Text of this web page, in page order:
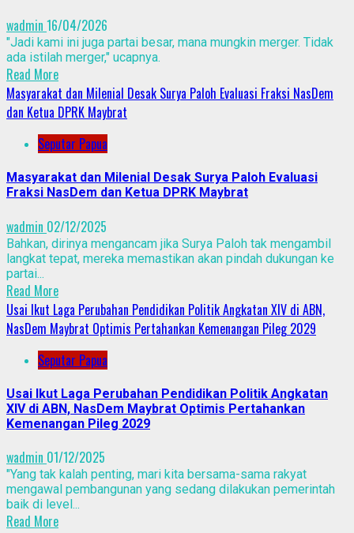
wadmin 16/04/2026
"Jadi kami ini juga partai besar, mana mungkin merger. Tidak
ada istilah merger," ucapnya.
Read More
Masyarakat dan Milenial Desak Surya Paloh Evaluasi Fraksi NasDem
dan Ketua DPRK Maybrat
Seputar Papua
Masyarakat dan Milenial Desak Surya Paloh Evaluasi
Fraksi NasDem dan Ketua DPRK Maybrat
wadmin 02/12/2025
Bahkan, dirinya mengancam jika Surya Paloh tak mengambil
langkat tepat, mereka memastikan akan pindah dukungan ke
partai...
Read More
Usai Ikut Laga Perubahan Pendidikan Politik Angkatan XIV di ABN,
NasDem Maybrat Optimis Pertahankan Kemenangan Pileg 2029
Seputar Papua
Usai Ikut Laga Perubahan Pendidikan Politik Angkatan
XIV di ABN, NasDem Maybrat Optimis Pertahankan
Kemenangan Pileg 2029
wadmin 01/12/2025
"Yang tak kalah penting, mari kita bersama-sama rakyat
mengawal pembangunan yang sedang dilakukan pemerintah
baik di level...
Read More